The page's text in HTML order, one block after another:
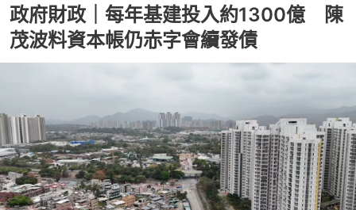
政府財政｜每年基建投入約1300億 陳
茂波料資本帳仍赤字會續發債